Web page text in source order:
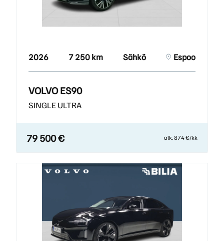
2026 7 250 km Sähkö Espoo
VOLVO ES90
SINGLE ULTRA
79 500 € alk. 874 €/kk